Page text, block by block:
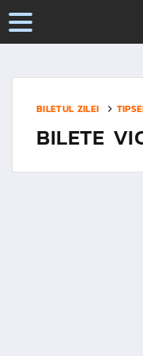
BILETUL ZILEI
BILETE